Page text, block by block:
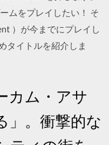
ムをプレイしたい！ そ
）が今までにプレイし
タイトルを紹介しま
カム・アサ
」。衝撃的な